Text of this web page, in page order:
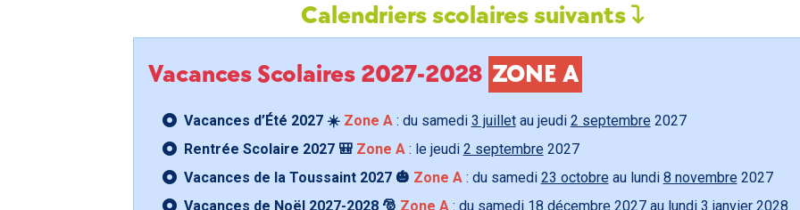
Calendriers scolaires suivants
Vacances Scolaires 2027-2028 ZONE A
Vacances d’Été 2027 ☀️ Zone A: du samedi 3 juilletau jeudi 2 septembre 2027
Rentrée Scolaire 2027 🎒 Zone A: le jeudi 2 septembre 2027
Vacances de la Toussaint 2027 🎃 Zone A: du samedi 23 octobre au lundi 8 novembre 2027
Vacances de Noël 2027-2028 🎅 Zone A: du samedi 18 décembre 2027 au lundi 3 janvier2028